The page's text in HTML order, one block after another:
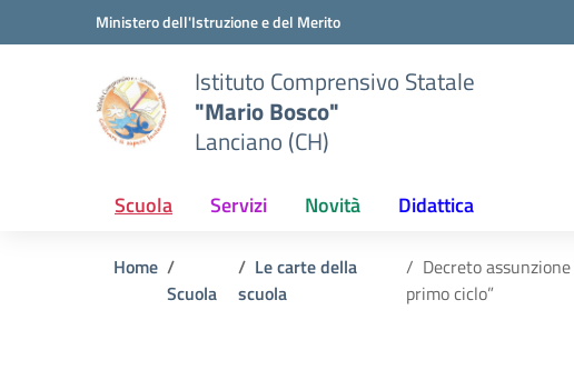
Vai ai contenuti
Vai al menu di navigazioneMinistero dell'Istruzione e del Merito
Istituto Comprensivo Statale
"Mario Bosco"
Lanciano (CH)
Scuola Servizi Novità Didattica
Home
Scuola
Le carte della
scuola
Decreto
primo ciclo”